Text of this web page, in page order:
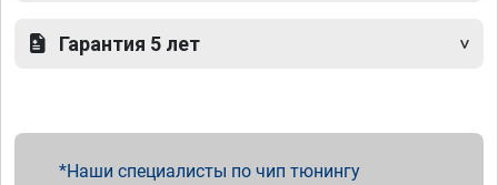
Гарантия 5 лет
Наши специалисты по чип тюнингу